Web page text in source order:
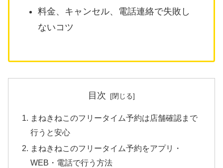
料金、キャンセル、電話連絡で失敗し
ないコツ
目次
まねきねこのフリータイム予約は店舗確認まで
行うと安心
まねきねこのフリータイム予約をアプリ・
WEB・電話で行う方法